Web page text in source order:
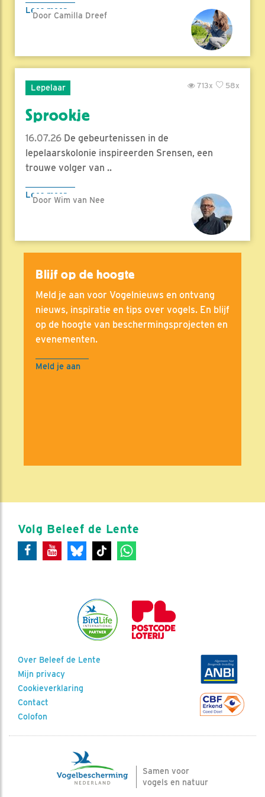
Lees meer
Door Camilla Dreef
Lepelaar 58x
713x
Sprookje
16.07.26 De gebeurtenissen in de
lepelaarskolonie inspireerden Srensen, een
trouwe volger van ..
Lees meer
Door Wim van Nee
Blijf op de hoogte
Meld je aan voor Vogelnieuws en ontvang
nieuws, inspiratie en tips over vogels. En blijf
op de hoogte van beschermingsprojecten en
evenementen.
Meld je aan
Volg Beleef de Lente
Over Beleef de Lente
Mijn privacy
Cookieverklaring
Contact
Colofon
Samen voor
vogels en natuur